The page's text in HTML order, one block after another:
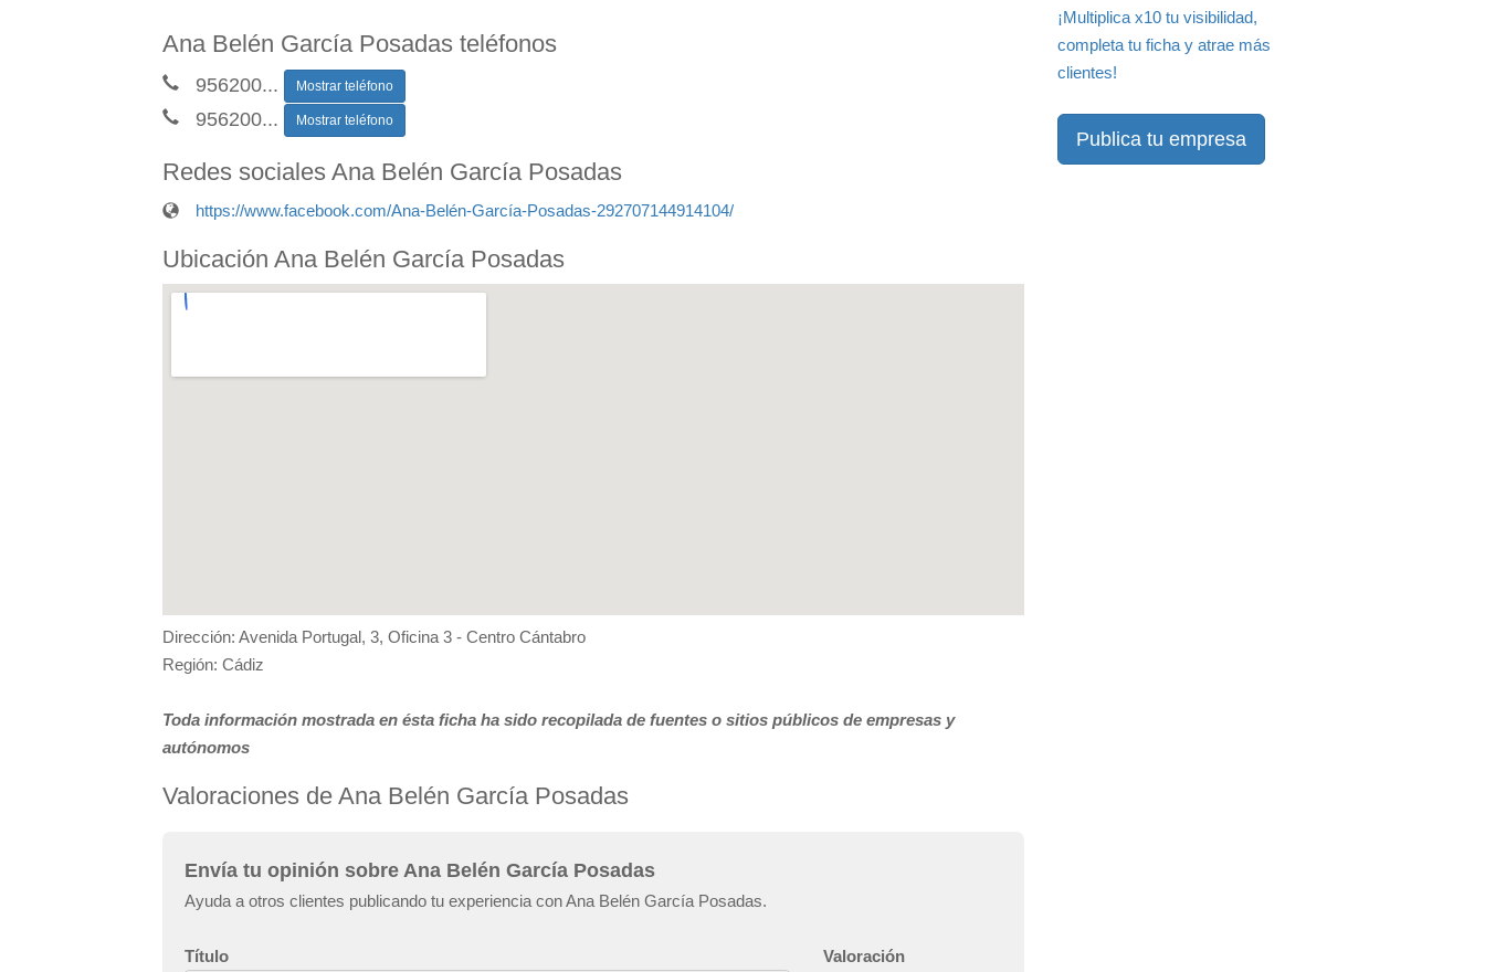
Ana Belén García Posadas teléfonos
956200... Mostrar teléfono
956200... Mostrar teléfono
Redes sociales Ana Belén García Posadas
https://www.facebook.com/Ana-Belén-García-Posadas-292707144914104/
Ubicación Ana Belén García Posadas
Dirección: Avenida Portugal, 3, Oficina 3 - Centro Cántabro
Región: Cádiz
Toda información mostrada en ésta ficha ha sido recopilada de fuentes o sitios públicos de empresas y
autónomos
Valoraciones de Ana Belén García Posadas
Envía tu opinión sobre Ana Belén García Posadas
Ayuda a otros clientes publicando tu experiencia con Ana Belén García Posadas.
Título Valoración
¡Multiplica x10 tu visibilidad,
completa tu ficha y atrae más
clientes!
Publica tu empresa